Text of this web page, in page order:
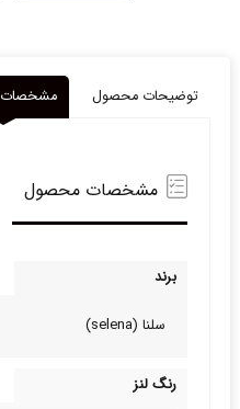
توضیحات محصول مشخصات محصول
مشخصات محصول
برند
سلنا (selena)
رنگ لنز